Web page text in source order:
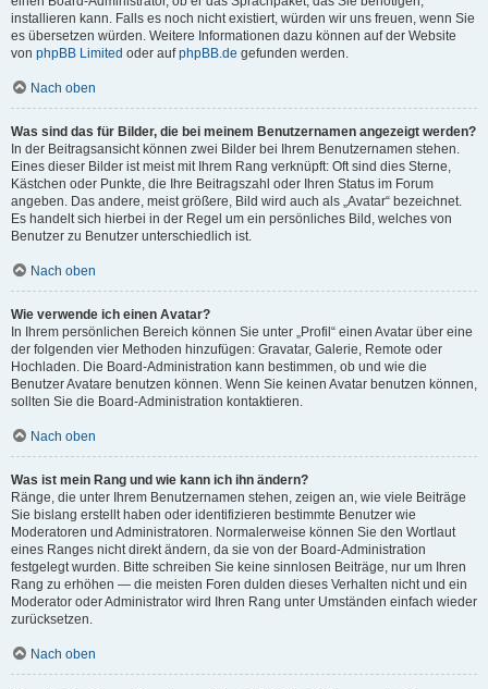
installieren kann. Falls es noch nicht existiert, würden wir uns freuen, wenn Sie
es übersetzen würden. Weitere Informationen dazu können auf der Website
von phpBB Limited oder aufphpBB.de gefunden werden.
Nach oben
Was sind das für Bilder, die bei meinem Benutzernamen angezeigt werden?
In der Beitragsansicht können zwei Bilder bei Ihrem Benutzernamen stehen.
Eines dieser Bilder ist meist mit Ihrem Rang verknüpft: Oft sind dies Sterne,
Kästchen oder Punkte, die Ihre Beitragszahl oder Ihren Status im Forum
angeben. Das andere, meist größere, Bild wird auch als „Avatar“ bezeichnet.
Es handelt sich hierbei in der Regel um ein persönliches Bild, welches von
Benutzer zu Benutzer unterschiedlich ist.
Nach oben
Wie verwende ich einen Avatar?
In Ihrem persönlichen Bereich können Sie unter „Profil“ einen Avatar über eine
der folgenden vier Methoden hinzufügen: Gravatar, Galerie, Remote oder
Hochladen. Die Board-Administration kann bestimmen, ob und wie die
Benutzer Avatare benutzen können. Wenn Sie keinen Avatar benutzen können,
sollten Sie die Board-Administration kontaktieren.
Nach oben
Was ist mein Rang und wie kann ich ihn ändern?
Ränge, die unter Ihrem Benutzernamen stehen, zeigen an, wie viele Beiträge
Sie bislang erstellt haben oder identifizieren bestimmte Benutzer wie
Moderatoren und Administratoren. Normalerweise können Sie den Wortlaut
eines Ranges nicht direkt ändern, da sie von der Board-Administration
festgelegt wurden. Bitte schreiben Sie keine sinnlosen Beiträge, nur um Ihren
Rang zu erhöhen — die meisten Foren dulden dieses Verhalten nicht und ein
Moderator oder Administrator wird Ihren Rang unter Umständen einfach wieder
zurücksetzen.
Nach oben